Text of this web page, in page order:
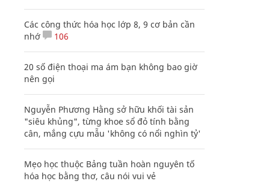
Các công thức hóa học lớp 8, 9 cơ bản cần
nhớ
106
20 số điện thoại ma ám bạn không bao giờ
nên gọi
Nguyễn Phương Hằng sở hữu khối tài sản
"siêu khủng", từng khoe sổ đỏ tính bằng
cân, mắng cựu mẫu 'không có nổi nghìn tỷ'
Mẹo học thuộc Bảng tuần hoàn nguyên tố
hóa học bằng thơ, câu nói vui vẻ